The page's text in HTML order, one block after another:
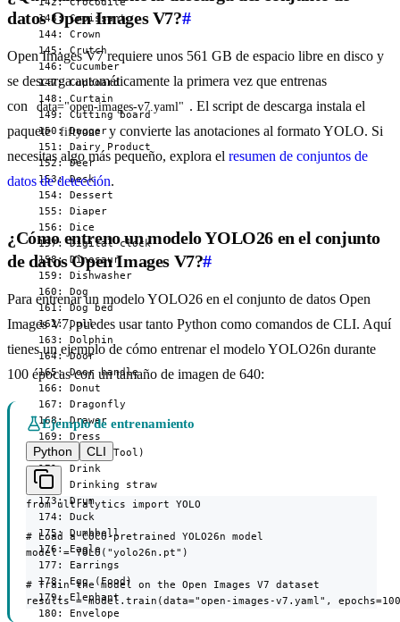
datos Open Images V7?#
Open Images V7 requiere unos 561 GB de espacio libre en disco y
se descarga automáticamente la primera vez que entrenas
con
data="open-images-v7.yaml" . El script de descarga instala el
paquete fiftyone y convierte las anotaciones al formato YOLO. Si
necesitas algo más pequeño, explora el resumen de conjuntos de
datos de detección.
¿Cómo entreno un modelo YOLO26 en el conjunto
de datos Open Images V7?#
Para entrenar un modelo YOLO26 en el conjunto de datos Open
Images V7, puedes usar tanto Python como comandos de CLI. Aquí
tienes un ejemplo de cómo entrenar el modelo YOLO26n durante
100 épocas con un tamaño de imagen de 640:
Ejemplo de entrenamiento
Python
CLI
from ultralytics import YOLO
# Load a COCO-pretrained YOLO26n model
model = YOLO("yolo26n.pt")
# Train the model on the Open Images V7 dataset
results = model.train(data="open-images-v7.yaml",